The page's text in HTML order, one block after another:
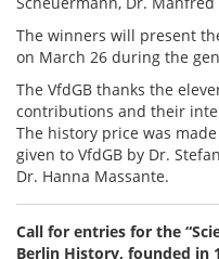
The winners will present
on March 26 during the
The VfdGB thanks the
contributions and their
The history price was
given to VfdGB by Dr.
Dr. Hanna Massante.
Call for entries for the
Berlin History, founded in